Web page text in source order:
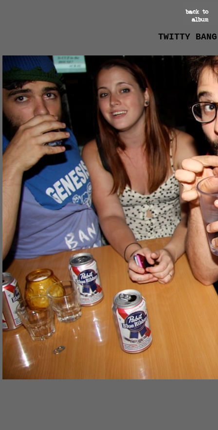
TWITTY